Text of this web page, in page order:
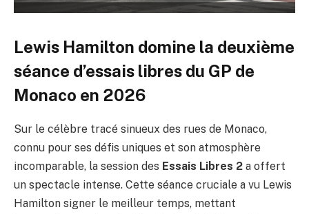
Lewis Hamilton domine la deuxième
séance d’essais libres du GP de
Monaco en 2026
Sur le célèbre tracé sinueux des rues de Monaco,
connu pour ses défis uniques et son atmosphère
incomparable, la session des Essais Libres 2 a offert
un spectacle intense. Cette séance cruciale a vu Lewis
Hamilton signer le meilleur temps, mettant